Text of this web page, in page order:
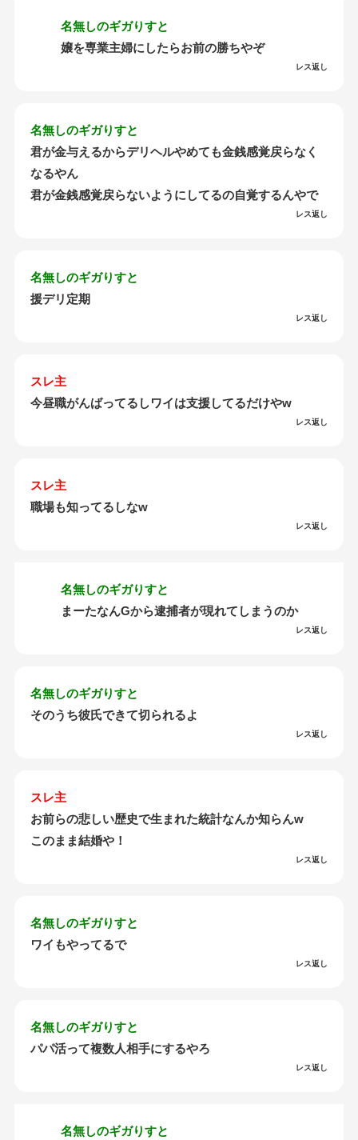
名無しのギガりすと
嬢を専業主婦にしたらお前の勝ちやぞ
レス返し
名無しのギガりすと
君が金与えるからデリヘルやめても金銭感覚戻らなく
なるやん
君が金銭感覚戻らないようにしてるの自覚するんやで
レス返し
名無しのギガりすと
援デリ定期
レス返し
スレ主
今昼職がんばってるしワイは支援してるだけやw
レス返し
スレ主
職場も知ってるしなw
レス返し
名無しのギガりすと
まーたなんGから逮捕者が現れてしまうのか
レス返し
名無しのギガりすと
そのうち彼氏できて切られるよ
レス返し
スレ主
お前らの悲しい歴史で生まれた統計なんか知らんw
このまま結婚や！
レス返し
名無しのギガりすと
ワイもやってるで
レス返し
名無しのギガりすと
パパ活って複数人相手にするやろ
レス返し
名無しのギガりすと